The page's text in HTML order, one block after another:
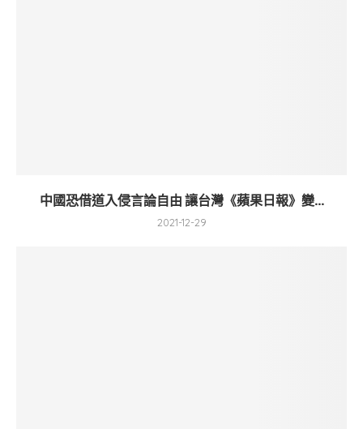
中國恐借道入侵言論自由 讓台灣《蘋果日報》變...
2021-12-29